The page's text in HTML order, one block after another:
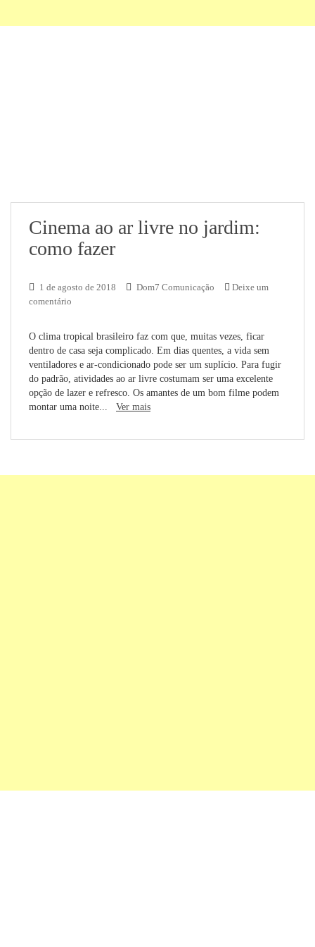
Cinema ao ar livre no jardim:
como fazer
1 de agosto de 2018 Dom7 Comunicação
Deixe um
comentário
O clima tropical brasileiro faz com que, muitas vezes, ficar
dentro de casa seja complicado. Em dias quentes, a vida sem
ventiladores e ar-condicionado pode ser um suplício. Para fugir
do padrão, atividades ao ar livre costumam ser uma excelente
opção de lazer e refresco. Os amantes de um bom filme podem
montar uma noite... Ver mais